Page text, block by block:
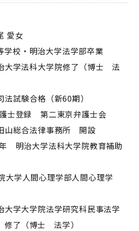
愛女
学校・明治大学法学部卒業
学法科大学院修了（博士 法
試験合格（新60期）
士登録 第二東京弁護士会
総合法律事務所 開設
明治大学法科大学院教育補助
学人間心理学部人間心理学
学大学院法学研究科民事法学
了（博士 法学）